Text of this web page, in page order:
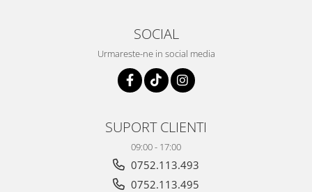
SOCIAL
Urmareste-ne in social media
SUPORT CLIENTI
09:00 - 17:00
0752.113.493
0752.113.495